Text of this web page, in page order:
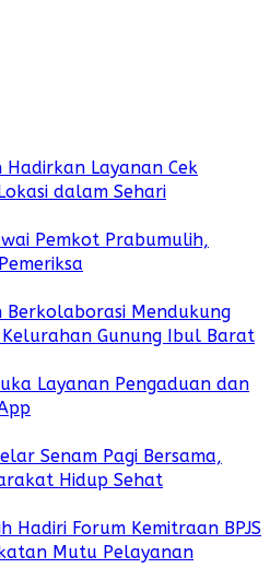
Hadirkan Layanan Cek
dalam Sehari
Pemkot Prabumulih,
Berkolaborasi Mendukung
Gunung Ibul Barat
Layanan Pengaduan dan
Senam Pagi Bersama,
Hidup Sehat
Hadiri Forum Kemitraan BPJS
Mutu Pelayanan